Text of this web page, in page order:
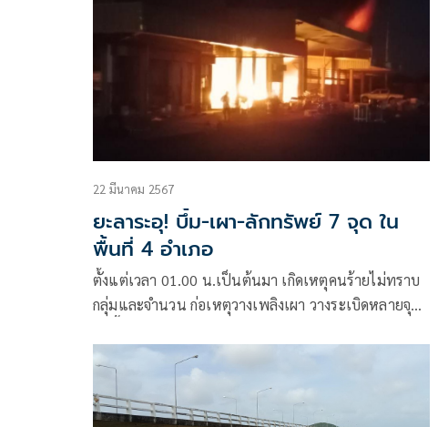
22 มีนาคม 2567
ยะลาระอุ! บึ้ม-เผา-ลักทรัพย์ 7 จุด ใน
พื้นที่ 4 อำเภอ
ตั้งแต่เวลา 01.00 น.เป็นต้นมา เกิดเหตุคนร้ายไม่ทราบ
กลุ่มและจำนวน ก่อเหตุวางเพลิงเผา วางระเบิดหลายจุด